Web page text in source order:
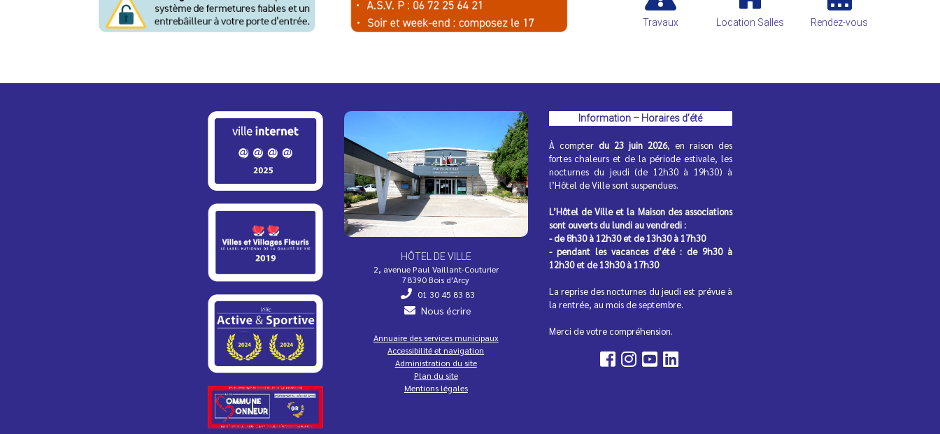
Travaux Location Salles Rendez-vous
HÔTEL DE VILLE
2, avenue Paul Vaillant-Couturier
78390 Bois d'Arcy
01 30 45 83 83
Nous écrire
Annuaire des services municipaux
Accessibilité et navigation
Administration du site
Plan du site
Mentions légales
Information – Horaires d’été
À compter du 23 juin 2026, en raison des
fortes chaleurs et de la période estivale, les
nocturnes du jeudi (de 12h30 à 19h30) à
l’Hôtel de Ville sont suspendues.
L’Hôtel de Ville et la Maison des associations
sont ouverts du lundi au vendredi :
- de 8h30 à 12h30 et de 13h30 à 17h30
- pendant les vacances d’été : de 9h30 à
12h30 et de 13h30 à 17h30
La reprise des nocturnes du jeudi est prévue à
la rentrée, au mois de septembre.
Merci de votre compréhension.